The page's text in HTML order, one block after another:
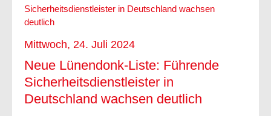
Mittwoch, 24. Juli 2024
Neue Lünendonk-Liste: Führende
Sicherheitsdienstleister in
Deutschland wachsen deutlich